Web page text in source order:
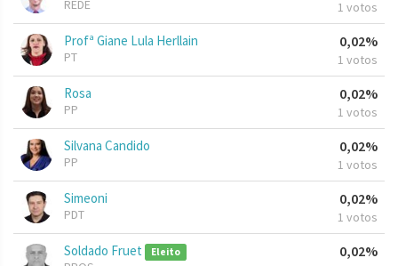
REDE 1 votos
Profª Giane Lula Herllain
PT
0,02%
1 votos
Rosa
PP
0,02%
1 votos
Silvana Candido
PP
0,02%
1 votos
Simeoni
PDT
0,02%
1 votos
Soldado Fruet Eleito 0,02%